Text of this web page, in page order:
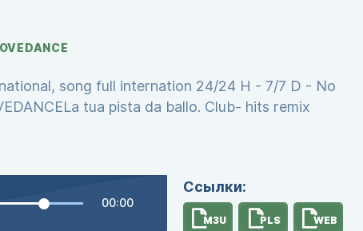
song full internation 24/24 H - 7/7 D - No
tua pista da ballo. Club- hits remix
00:00
Ссылки:
M3U PLS WEB